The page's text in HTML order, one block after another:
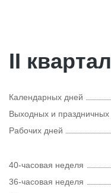
II квартал
Календарных дней
Выходных и праздничных
Рабочих дней
40-часовая неделя
36-часовая неделя